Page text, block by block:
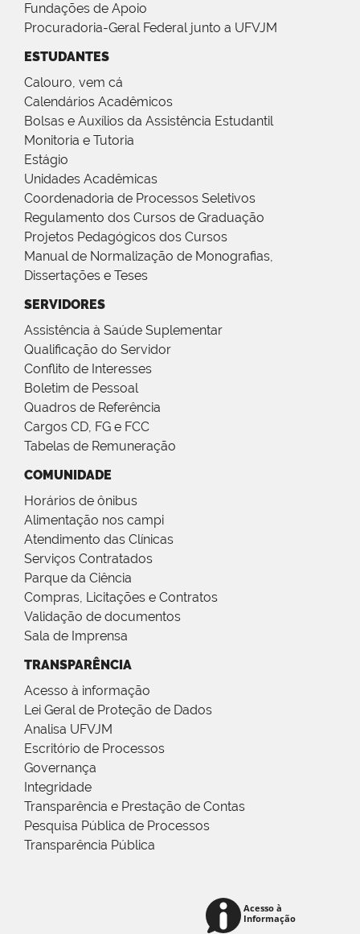
Fundações de Apoio
Procuradoria-Geral Federal junto a UFVJM
ESTUDANTES
Calouro, vem cá
Calendários Acadêmicos
Bolsas e Auxílios da Assistência Estudantil
Monitoria e Tutoria
Estágio
Unidades Acadêmicas
Coordenadoria de Processos Seletivos
Regulamento dos Cursos de Graduação
Projetos Pedagógicos dos Cursos
Manual de Normalização de Monografias,
Dissertações e Teses
SERVIDORES
Assistência à Saúde Suplementar
Qualificação do Servidor
Conflito de Interesses
Boletim de Pessoal
Quadros de Referência
Cargos CD, FG e FCC
Tabelas de Remuneração
COMUNIDADE
Horários de ônibus
Alimentação nos campi
Atendimento das Clínicas
Serviços Contratados
Parque da Ciência
Compras, Licitações e Contratos
Validação de documentos
Sala de Imprensa
TRANSPARÊNCIA
Acesso à informação
Lei Geral de Proteção de Dados
Analisa UFVJM
Escritório de Processos
Governança
Integridade
Transparência e Prestação de Contas
Pesquisa Pública de Processos
Transparência Pública